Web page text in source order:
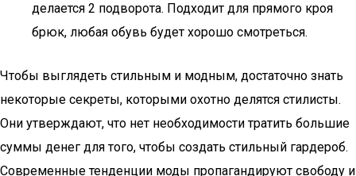
делается 2 подворота. Подходит для прямого кроя
брюк, любая обувь будет хорошо смотреться.
Чтобы выглядеть стильным и модным, достаточно знать
некоторые секреты, которыми охотно делятся стилисты.
Они утверждают, что нет необходимости тратить большие
суммы денег для того, чтобы создать стильный гардероб.
Современные тенденции моды пропагандируют свободу и